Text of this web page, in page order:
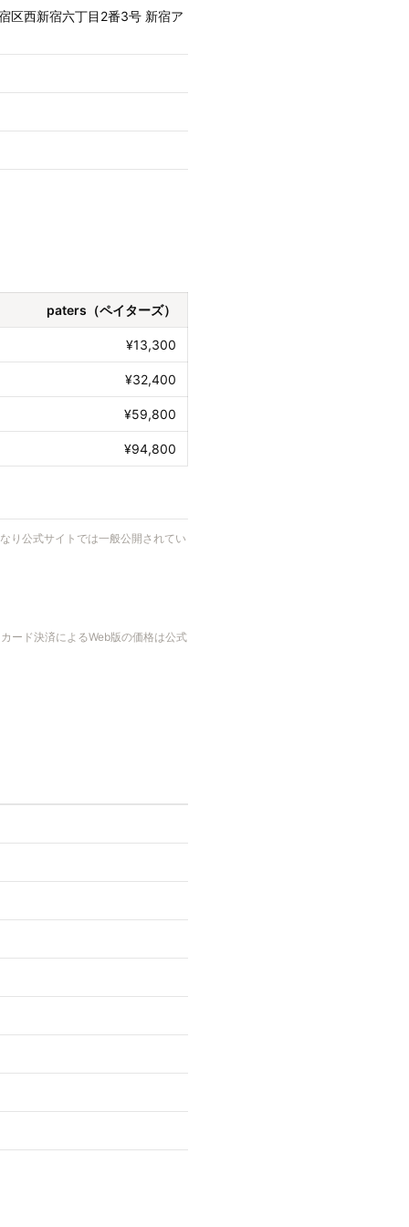
区西新宿六丁目2番3号 新宿ア
paters（ペイターズ）
¥13,300
¥32,400
¥59,800
¥94,800
り公式サイトでは一般公開されてい
ード決済によるWeb版の価格は公式